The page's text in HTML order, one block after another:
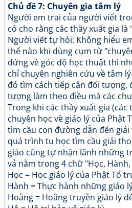
Chủ đề 7: Chuyên gia tâm lý
Người em trai của người viết
có cho rằng các thầy xuất gia là
Người viết tự hỏi: Không hiểu
thế nào khi dùng cụm từ
đứng về góc độ học thuật thì
chỉ chuyên nghiên cứu về tâm
đó tìm cách tiếp cận đối tượng,
tượng làm theo điều mà các
Trong khi các thầy xuất gia (các
chuyên học về giáo lý của Phật
tìm cầu con đường dẫn đến
quá trình tu học tìm cầu giải
giáo cũng tự nhận lãnh những
vả nằm trong 4 chữ "Học,
Học = Học giáo lý của Phật Tổ
Hành = Thực hành những giáo
Hoằng = Hoằng truyền giáo lý